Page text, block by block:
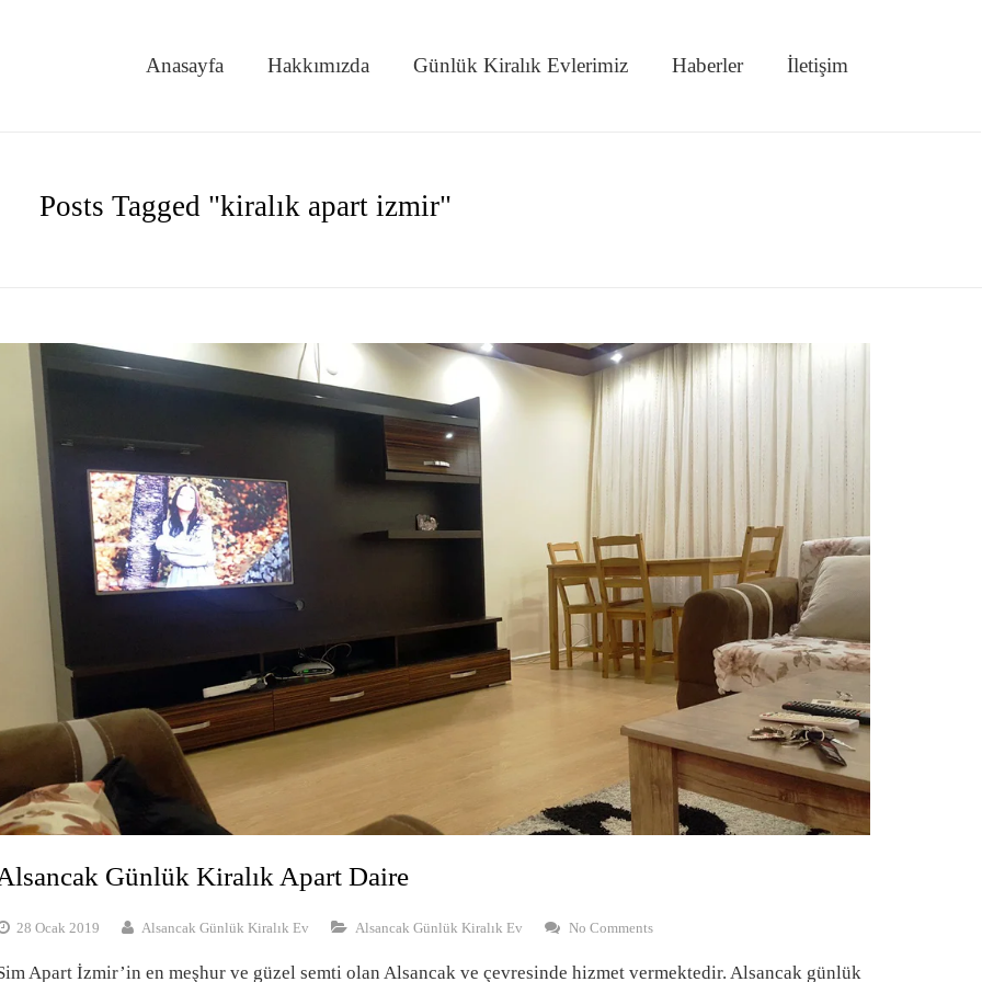
Anasayfa Hakkımızda Günlük Kiralık Evlerimiz Haberler İletişim
Posts Tagged "kiralık apart izmir"
Günlük Kiralık Apart Daire
28 Ocak 2019 Alsancak Günlük Kiralık Ev Alsancak Günlük Kiralık Ev No Comments
Apart İzmir’in en meşhur ve güzel semti olan Alsancak ve çevresinde hizmet vermektedir. Alsancak günlük